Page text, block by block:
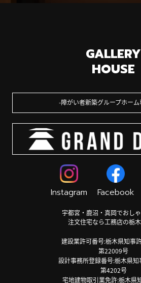
GALLERY
HOUSE
障がい者新築グループホー
Instagram Facebook
宇都宮・鹿沼・真岡でおし
注文住宅なら工務店の栃
建設業許可番号:栃木県知事
第22009号
設計事務所登録番号:栃木県知
第4202号
宅地建物取引業免許:栃木県